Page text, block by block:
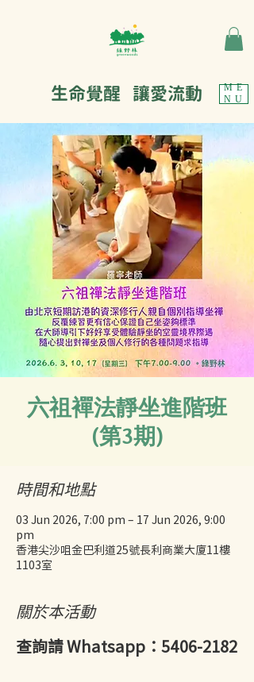
ME
NU
生命覺醒 讓愛流動
六祖襌法靜坐進階班
(第3期)
時間和地點
03 Jun 2026, 7:00 pm – 17 Jun 2026, 9:00
pm
香港尖沙咀金巴利道25號長利商業大廈11樓
1103室
關於本活動
查詢請 Whatsapp：5406-2182